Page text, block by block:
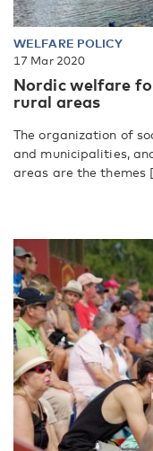
WELFARE POLICY
17 Mar 2020
Nordic welfare
rural areas
The organization of
and municipalities,
areas are the themes